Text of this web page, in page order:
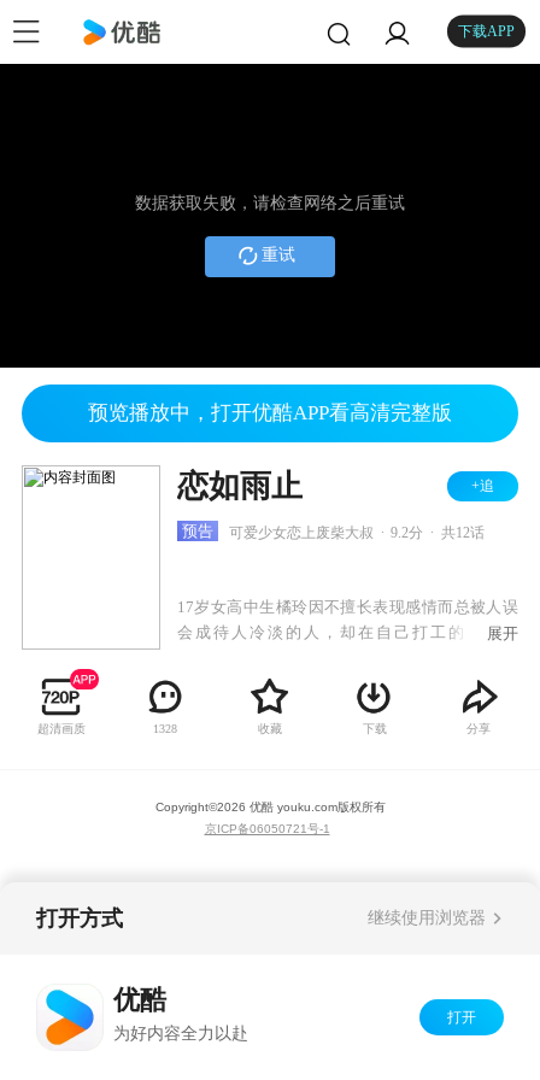
下载APP
数据获取失败，请检查网络之后重试
重试
预览播放中，打开优酷APP看高清完整版
恋如雨止 +追
预告 可爱少女恋上废柴大叔 9.2分 共12话
17岁女高中生橘玲因不擅长表现感情而总被人误
会成待人冷淡的人，却在自己打工的家庭餐
情......
展开
超清画质 1328 收藏 下载 分享
Copyright©2026 优酷 youku.com版权所有
京ICP备06050721号-1
打开方式 继续使用浏览器
优酷
为好内容全力以赴
打开